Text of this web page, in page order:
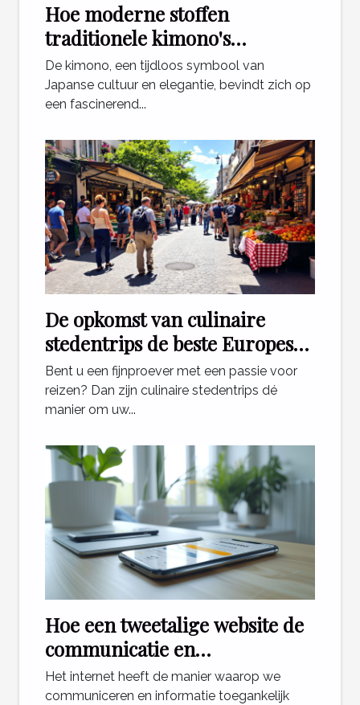
Hoe moderne stoffen
traditionele kimono's
transformeren
De kimono, een tijdloos symbool van
Japanse cultuur en elegantie, bevindt zich op
een fascinerend...
De opkomst van culinaire
stedentrips de beste Europese
bestemmingen voor foodies
Bent u een fijnproever met een passie voor
reizen? Dan zijn culinaire stedentrips dé
manier om uw...
Hoe een tweetalige website de
communicatie en
toegankelijkheid verbetert
Het internet heeft de manier waarop we
communiceren en informatie toegankelijk